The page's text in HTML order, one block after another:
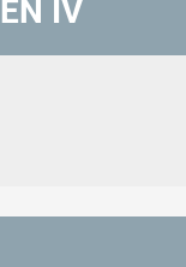
IV